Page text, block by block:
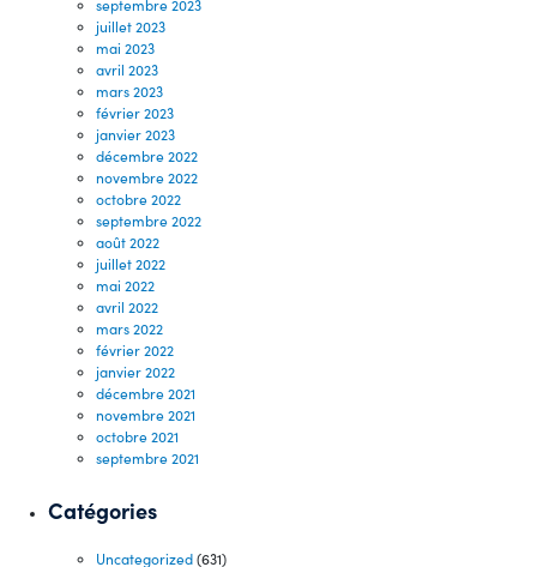
septembre 2023
juillet 2023
mai 2023
avril 2023
mars 2023
février 2023
janvier 2023
décembre 2022
novembre 2022
octobre 2022
septembre 2022
août 2022
juillet 2022
mai 2022
avril 2022
mars 2022
février 2022
janvier 2022
décembre 2021
novembre 2021
octobre 2021
septembre 2021
Catégories
Uncategorized(631)